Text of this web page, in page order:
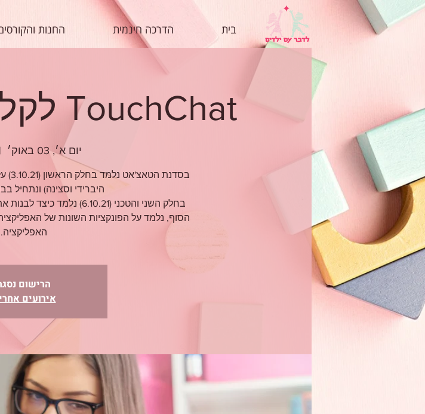
בית הדרכה חינמית החנות
TouchChat לקלינאי תקשורת
יום א׳, 03 באוק׳
בחלק השני והטכני (6.10.21)
הסוף, נלמד על הפונקציות השונות של
האפליקציה.
הרישום
אירועים